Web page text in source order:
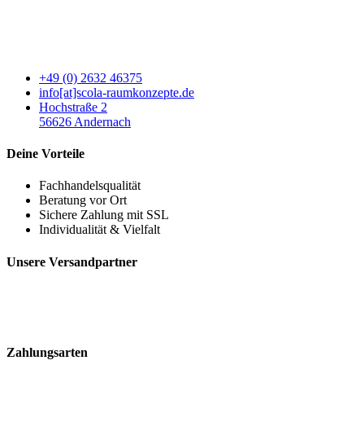
+49 (0) 2632 46375
info[at]scola-raumkonzepte.de
Hochstraße 2
56626 Andernach
Deine Vorteile
Fachhandelsqualität
Beratung vor Ort
Sichere Zahlung mit SSL
Individualität & Vielfalt
Unsere Versandpartner
Zahlungsarten